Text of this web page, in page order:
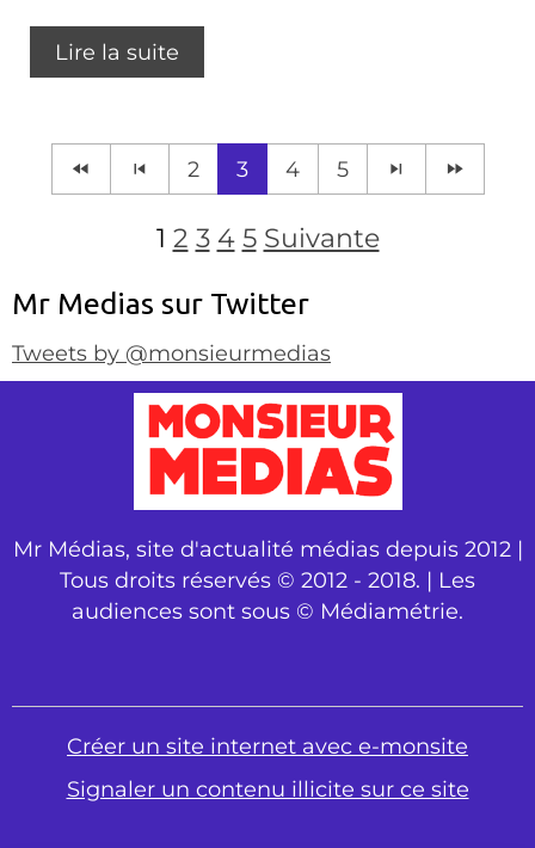
Lire la suite
2 3 4 5
1 2 3 4 5 Suivante
Mr Medias sur Twitter
Tweets by @monsieurmedias
Mr Médias, site d'actualité médias depuis 2012 |
Tous droits réservés © 2012 - 2018. | Les
audiences sont sous © Médiamétrie.
Créer un site internet avec e-monsite
Signaler un contenu illicite sur ce site